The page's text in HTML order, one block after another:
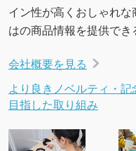
イン性が高くおしゃれ
はの商品情報を提供でき
会社概要を見る
より良きノベルティ・記
目指した取り組み